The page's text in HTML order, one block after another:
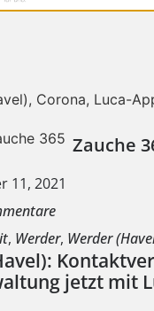
Zauche
11, 2021
, Werder, Werder
jetzt mit